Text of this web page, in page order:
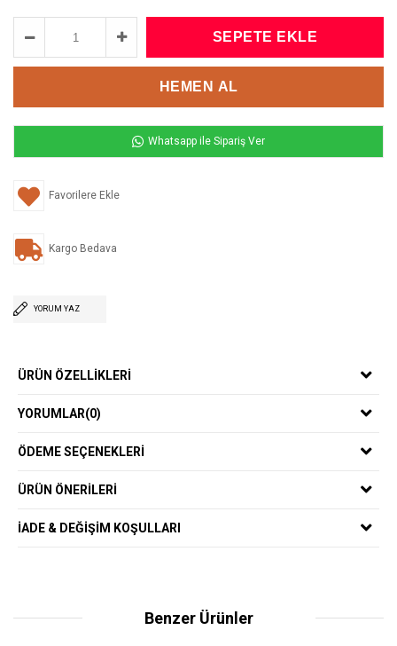
Whatsapp ile Sipariş Ver
Favorilere Ekle
Kargo Bedava
YORUM YAZ
ÜRÜN ÖZELLIKLERI
YORUMLAR(0)
ÖDEME SEÇENEKLERI
ÜRÜN ÖNERILERI
İADE & DEĞIŞIM KOŞULLARI
Benzer Ürünler